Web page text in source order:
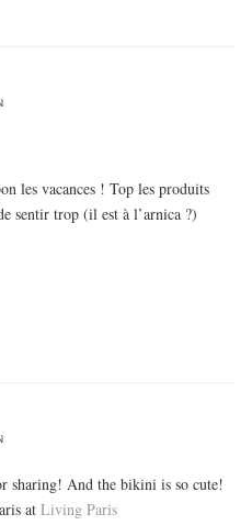
les vacances ! Top les produits
sentir trop (il est à l’arnica ?)
sharing! And the bikini is so cute!
at Living Paris